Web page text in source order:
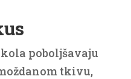
poboljšavaju
tkivu,